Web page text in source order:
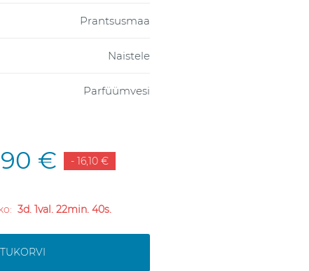
Prantsusmaa
Naistele
Parfüümvesi
€ - 16,10 €
3d. 1val. 22min. 39s.